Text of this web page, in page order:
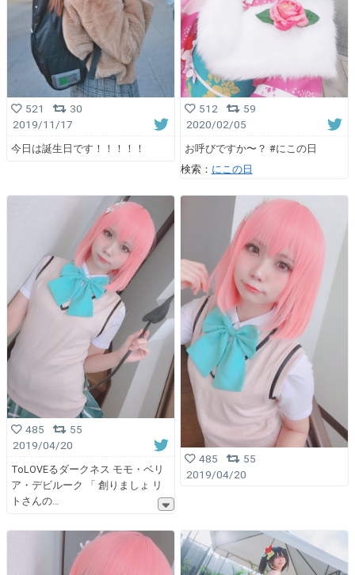
521
30
2019/11/17
今日は誕生日です！！！！！
512
59
2020/02/05
お呼びですか〜？ #にこの日
検索： にこの日
485
55
2019/04/20
ToLOVEるダークネス モモ・ベリ
ア・デビルーク 「 創りましょ リ
トさんの
485
55
2019/04/20